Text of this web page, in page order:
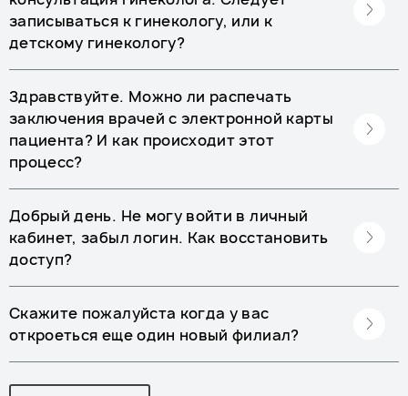
записываться к гинекологу, или к
детскому гинекологу?
Здравствуйте. Можно ли распечать
заключения врачей с электронной карты
пациента? И как происходит этот
процесс?
Добрый день. Не могу войти в личный
кабинет, забыл логин. Как восстановить
доступ?
Скажите пожалуйста когда у вас
откроеться еще один новый филиал?